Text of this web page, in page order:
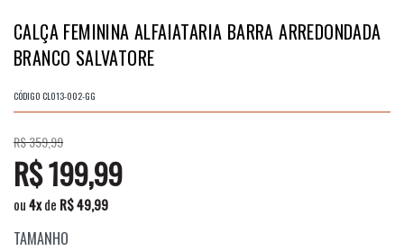
CALÇA FEMININA ALFAIATARIA BARRA ARREDONDADA
BRANCO SALVATORE
CÓDIGO CL013-002-GG
R$ 359,99
R$ 199,99
ou4xde R$ 49,99
TAMANHO